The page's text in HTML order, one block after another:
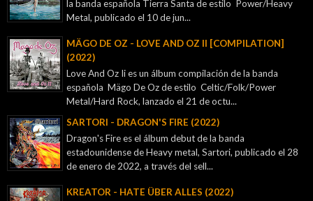
la banda española Tierra Santa de estilo Power/Heavy
Metal, publicado el 10 de jun...
MÄGO DE OZ - LOVE AND OZ II [COMPILATION]
(2022)
Love And Oz Ii es un álbum compilación de la banda
española Mägo De Oz de estilo Celtic/Folk/Power
Metal/Hard Rock, lanzado el 21 de octu...
SARTORI - DRAGON'S FIRE (2022)
Dragon's Fire es el álbum debut de la banda
estadounidense de Heavy metal, Sartori, publicado el 28
de enero de 2022, a través del sell...
KREATOR - ‎HATE ÜBER ALLES (2022)